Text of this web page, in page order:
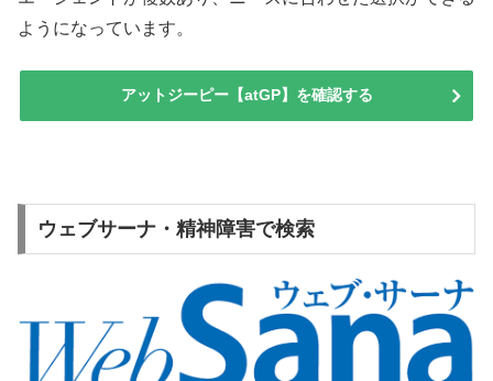
ようになっています。
アットジーピー【atGP】を確認する
ウェブサーナ・精神障害で検索